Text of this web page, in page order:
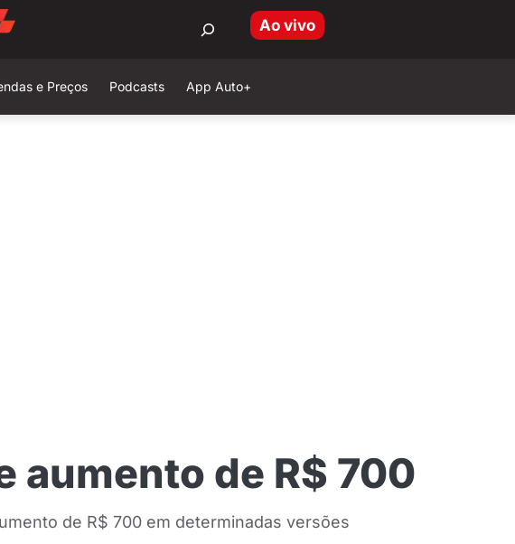
Ao vivo
e Preços Podcasts App Auto+
aumento de R$ 700
de R$ 700 em determinadas versões